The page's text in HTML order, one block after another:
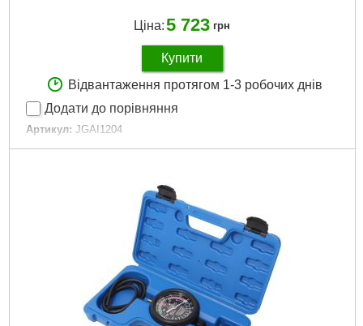
Ціна:5 723 грн
Купити
Відвантаження протягом 1-3 робочих днів
Додати до порівняння
Артикул: JGAI1204
Код товару: 20.64.83
1/8" NPT, 1/4 "NPT, 3/8"
Докладніше...